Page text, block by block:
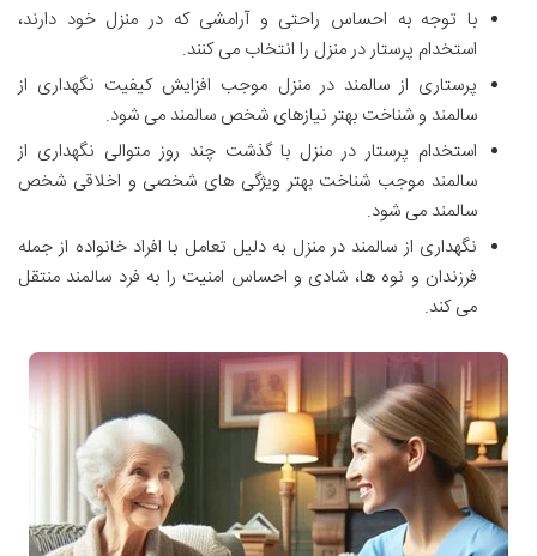
با توجه به احساس راحتی و آرامشی که در منزل خود دارند،
استخدام پرستار در منزل را انتخاب می کنند.
پرستاری از سالمند در منزل موجب افزایش کیفیت نگهداری از
سالمند و شناخت بهتر نیازهای شخص سالمند می شود.
استخدام پرستار در منزل با گذشت چند روز متوالی نگهداری از
سالمند موجب شناخت بهتر ویژگی های شخصی و اخلاقی شخص
سالمند می شود.
نگهداری از سالمند در منزل به دلیل تعامل با افراد خانواده از جمله
فرزندان و نوه ها، شادی و احساس امنیت را به فرد سالمند منتقل
می کند.